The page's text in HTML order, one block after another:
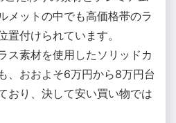
メットの中でも高価格帯のラ
置付けられています。
ス素材を使用したソリッドカ
、おおよそ6万円から8万円台
おり、決して安い買い物では